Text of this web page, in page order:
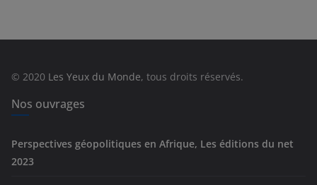
e
© 2020 Les Yeux du Monde, tous droits réservés.
Nos ouvrages
Perspectives géopolitiques en Afrique, Les éditions du net
2023